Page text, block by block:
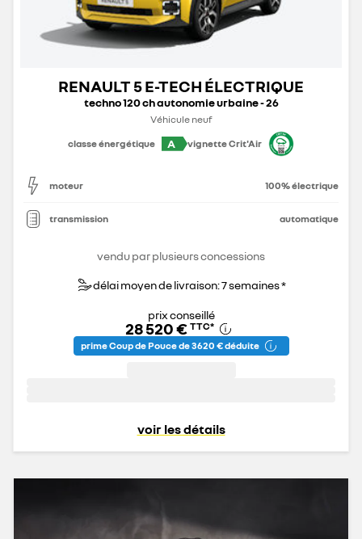
RENAULT 5 E-TECH ÉLECTRIQUE
techno 120 ch autonomie urbaine - 26
Véhicule neuf
classe énergétique
A vignette Crit'Air
moteur 100% électrique
transmission automatique
vendu par plusieurs concessions
délai moyen de livraison: 7 semaines *
prix conseillé
28 520 € TTC*
prime Coup de Pouce de 3 620 € déduite
voir les détails